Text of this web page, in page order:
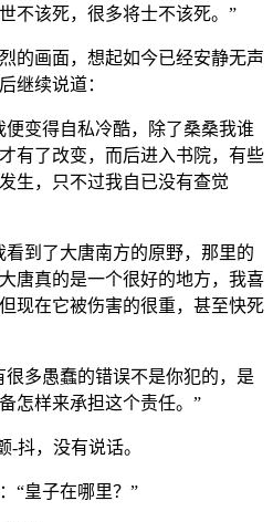
不该死，很多将士不该死。”
的画面，想起如今已经安静无声
继续说道：
变得自私冷酷，除了桑桑我谁
有了改变，而后进入书院，有些
生，只不过我自已没有查觉
到了大唐南方的原野，那里的
唐真的是一个很好的地方，我喜
现在它被伤害的很重，甚至快死
多愚蠢的错误不是你犯的，是
怎样来承担这个责任。”
-抖，没有说话。
“皇子在哪里？”